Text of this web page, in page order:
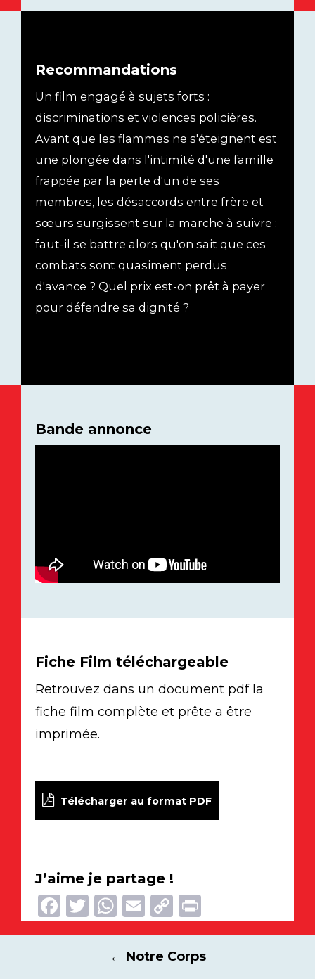
Recommandations
Un film engagé à sujets forts :
discriminations et violences policières.
Avant que les flammes ne s'éteignent est
une plongée dans l'intimité d'une famille
frappée par la perte d'un de ses
membres, les désaccords entre frère et
sœurs surgissent sur la marche à suivre :
faut-il se battre alors qu'on sait que ces
combats sont quasiment perdus
d'avance ? Quel prix est-on prêt à payer
pour défendre sa dignité ?
Bande annonce
Fiche Film téléchargeable
Retrouvez dans un document pdf la
fiche film complète et prête a être
imprimée.
Télécharger au format PDF
J’aime je partage !
Facebook
Twitter
WhatsApp
EmailCopy
Link
Navigation
← Notre Corps